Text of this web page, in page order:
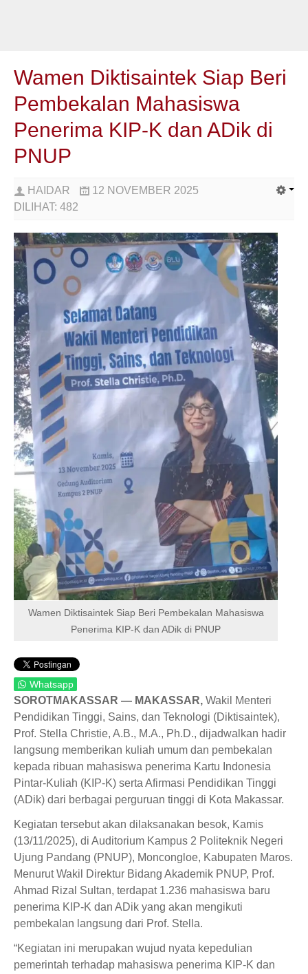
Wamen Diktisaintek Siap Beri
Pembekalan Mahasiswa
Penerima KIP-K dan ADik di
PNUP
HAIDAR
12 NOVEMBER 2025
DILIHAT: 482
Wamen Diktisaintek Siap Beri Pembekalan Mahasiswa
Penerima KIP-K dan ADik di PNUP
Whatsapp
SOROTMAKASSAR — MAKASSAR, Wakil Menteri
Pendidikan Tinggi, Sains, dan Teknologi (Diktisaintek),
Prof. Stella Christie, A.B., M.A., Ph.D., dijadwalkan hadir
langsung memberikan kuliah umum dan pembekalan
kepada ribuan mahasiswa penerima Kartu Indonesia
Pintar-Kuliah (KIP-K) serta Afirmasi Pendidikan Tinggi
(ADik) dari berbagai perguruan tinggi di Kota Makassar.
Kegiatan tersebut akan dilaksanakan besok, Kamis
(13/11/2025), di Auditorium Kampus 2 Politeknik Negeri
Ujung Pandang (PNUP), Moncongloe, Kabupaten Maros.
Menurut Wakil Direktur Bidang Akademik PNUP, Prof.
Ahmad Rizal Sultan, terdapat 1.236 mahasiswa baru
penerima KIP-K dan ADik yang akan mengikuti
pembekalan langsung dari Prof. Stella.
“Kegiatan ini merupakan wujud nyata kepedulian
pemerintah terhadap mahasiswa penerima KIP-K dan